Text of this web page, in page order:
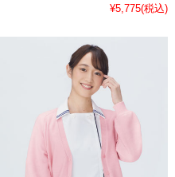
¥5,775(税込)